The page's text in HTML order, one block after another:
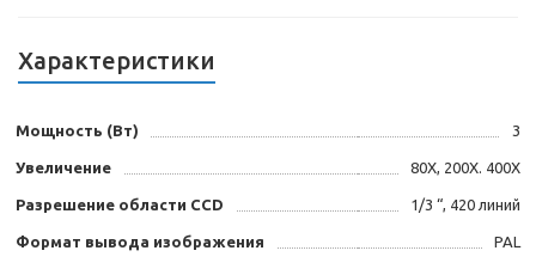
Характеристики
Мощность (Вт) 3
Увеличение 80Х, 200Х. 400Х
Разрешение области CCD 1/3 “, 420 линий
Формат вывода изображения PAL